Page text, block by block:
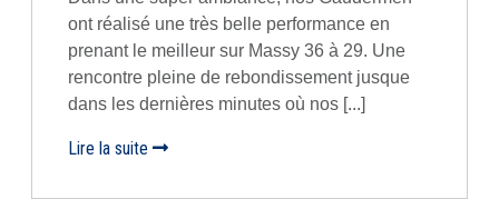
ont réalisé une très belle performance en
prenant le meilleur sur Massy 36 à 29. Une
rencontre pleine de rebondissement jusque
dans les dernières minutes où nos [...]
Lire la suite